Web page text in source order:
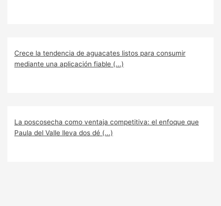
Crece la tendencia de aguacates listos para consumir
mediante una aplicación fiable (...)
La poscosecha como ventaja competitiva: el enfoque que
Paula del Valle lleva dos dé (...)